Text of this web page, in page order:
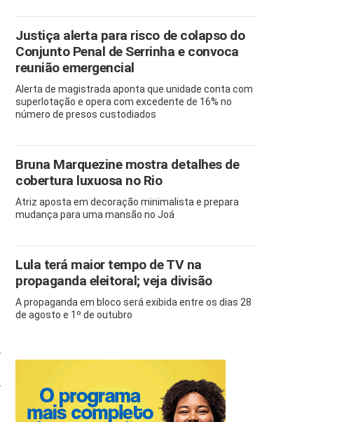
Justiça alerta para risco de colapso do
Conjunto Penal de Serrinha e convoca
reunião emergencial
Alerta de magistrada aponta que unidade conta com
superlotação e opera com excedente de 16% no
número de presos custodiados
Bruna Marquezine mostra detalhes de
cobertura luxuosa no Rio
Atriz aposta em decoração minimalista e prepara
mudança para uma mansão no Joá
Lula terá maior tempo de TV na
propaganda eleitoral; veja divisão
A propaganda em bloco será exibida entre os dias 28
de agosto e 1º de outubro